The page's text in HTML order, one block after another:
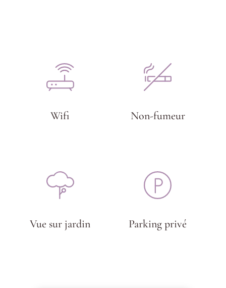
Wifi Non-fumeur
Vue sur jardin Parking privé